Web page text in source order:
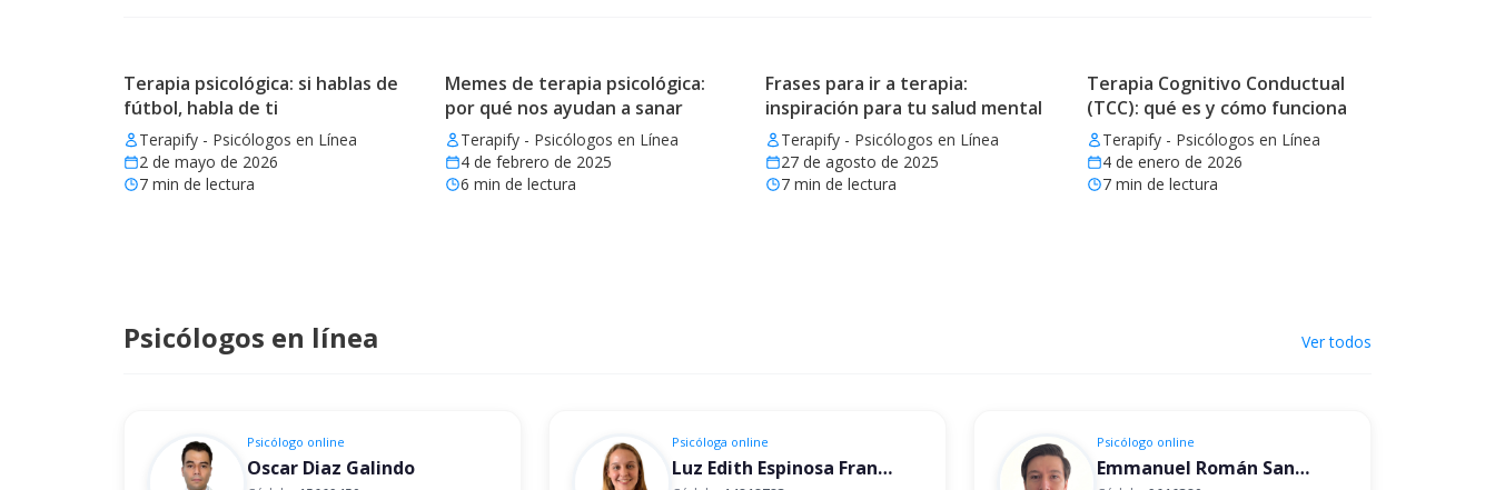
Terapia psicológica: si hablas de
fútbol, habla de ti
Terapify - Psicólogos en Línea
2 de mayo de 2026
7 min de lectura
Memes de terapia psicológica:
por qué nos ayudan a sanar
Terapify - Psicólogos en Línea
4 de febrero de 2025
6 min de lectura
Frases para ir a terapia:
inspiración para tu salud mental
Terapify - Psicólogos en Línea
27 de agosto de 2025
7 min de lectura
Terapia Cognitivo Conductual
(TCC): qué es y cómo funciona
Terapify - Psicólogos en Línea
4 de enero de 2026
7min de lectura
Psicólogos en línea Ver todos
Psicólogo online
Oscar Diaz Galindo
Psicóloga online
Luz Edith Espinosa Franco
Psicólogo online
Emmanuel Román Sandoval Mandujano